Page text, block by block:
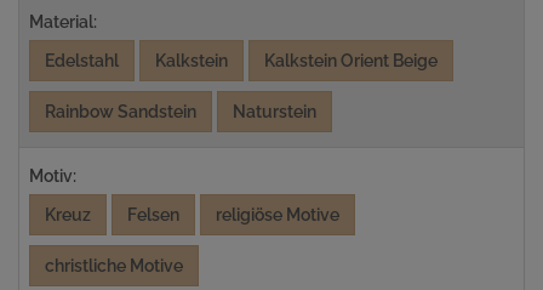
Material:
Edelstahl
Kalkstein Kalkstein Orient Beige
Rainbow Sandstein Naturstein
Motiv:
Kreuz
Felsen religiöse Motive
christliche Motive